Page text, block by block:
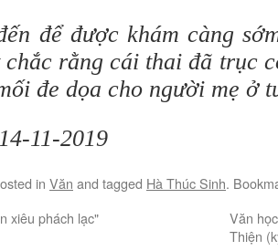
để được khám càng
chắc rằng cái thai đã trục
đe dọa cho người mẹ ở
11-2019
in Văn and tagged Hà Thúc Sinh.
xiêu phách lạc"
Văn
Thiện